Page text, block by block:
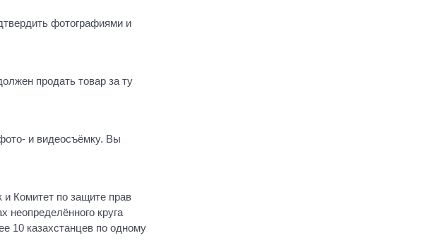
фотографиями и
продать товар за ту
и видеосъёмку. Вы
и Комитет по защите прав
неопределённого круга
10 казахстанцев по одному